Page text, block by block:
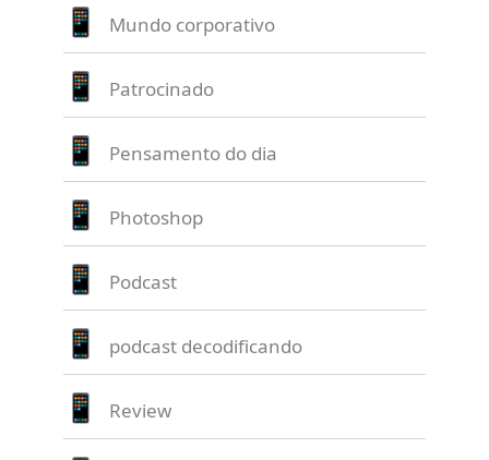
Mundo corporativo
Patrocinado
Pensamento do dia
Photoshop
Podcast
podcast decodificando
Review